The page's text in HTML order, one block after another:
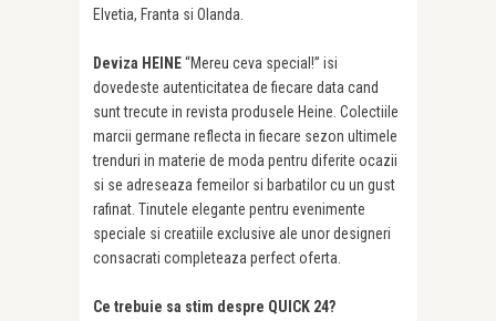
Elvetia, Franta si Olanda.
Deviza HEINE“Mereu ceva special!” isi
dovedeste autenticitatea de fiecare data cand
sunt trecute in revista produsele Heine. Colectiile
marcii germane reflecta in fiecare sezon ultimele
trenduri in materie de moda pentru diferite ocazii
si se adreseaza femeilor si barbatilor cu un gust
rafinat. Tinutele elegante pentru evenimente
speciale si creatiile exclusive ale unor designeri
consacrati completeaza perfect oferta.
Ce trebuie sa stim despre QUICK 24?